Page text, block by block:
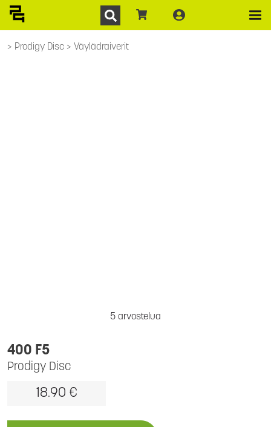
Prodigy Disc Väylädraiverit
5 arvostelua
Prodigy Disc
400 F5
18.90 €